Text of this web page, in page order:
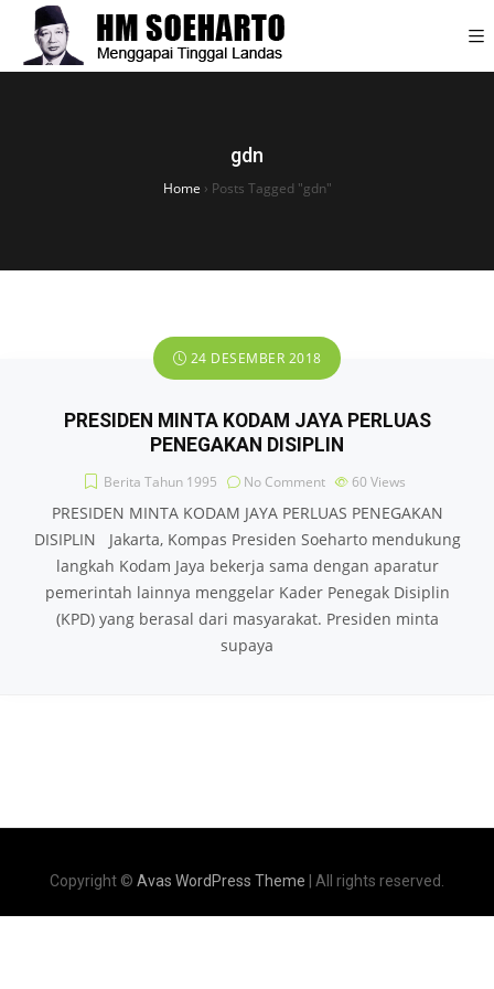
gdn
Home › Posts Tagged "gdn"
24 DESEMBER 2018
PRESIDEN MINTA KODAM JAYA PERLUAS
PENEGAKAN DISIPLIN
Berita Tahun 1995 No Comment 60 Views
PRESIDEN MINTA KODAM JAYA PERLUAS PENEGAKAN
DISIPLIN Jakarta, Kompas Presiden Soeharto mendukung
langkah Kodam Jaya bekerja sama dengan aparatur
pemerintah lainnya menggelar Kader Penegak Disiplin
(KPD) yang berasal dari masyarakat. Presiden minta
supaya
Copyright © Avas WordPress Theme | All rights reserved.